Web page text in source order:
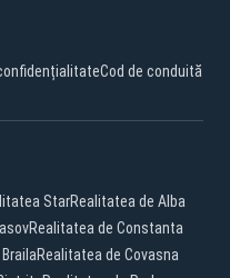
Cod de conduită
StarRealitatea de Alba
Realitatea de Constanta
Realitatea de Covasna